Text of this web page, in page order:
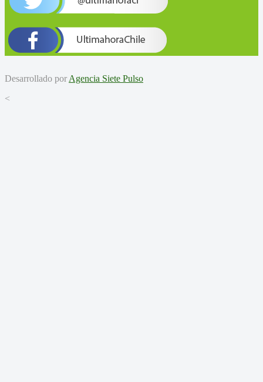
Desarrollado por Agencia Siete Pulso
<